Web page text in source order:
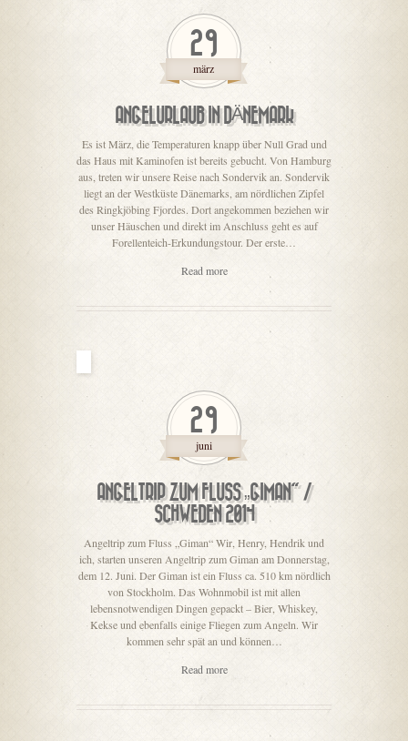
29
märz
ANGELURLAUB IN DÄNEMARK
Es ist März, die Temperaturen knapp über Null Grad und
das Haus mit Kaminofen ist bereits gebucht. Von Hamburg
aus, treten wir unsere Reise nach Sondervik an. Sondervik
liegt an der Westküste Dänemarks, am nördlichen Zipfel
des Ringkjöbing Fjordes. Dort angekommen beziehen wir
unser Häuschen und direkt im Anschluss geht es auf
Forellenteich-Erkundungstour. Der erste…
Read more
29
juni
ANGELTRIP ZUM FLUSS „GIMAN“ /
SCHWEDEN 2014
Angeltrip zum Fluss „Giman“ Wir, Henry, Hendrik und
ich, starten unseren Angeltrip zum Giman am Donnerstag,
dem 12. Juni. Der Giman ist ein Fluss ca. 510 km nördlich
von Stockholm. Das Wohnmobil ist mit allen
lebensnotwendigen Dingen gepackt – Bier, Whiskey,
Kekse und ebenfalls einige Fliegen zum Angeln. Wir
kommen sehr spät an und können…
Read more